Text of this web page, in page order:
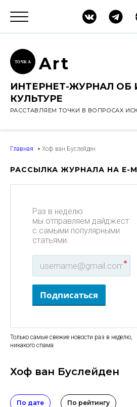
ТОЧК А Art
ИНТЕРНЕТ-ЖУРНАЛ ОБ
КУЛЬТУРЕ
РАССТАВЛЯЕМ ТОЧКИ В ВОПРОСАХ
Главная Хоф ван Буслейден
РАССЫЛКА ЖУРНАЛА НА E-
Раз в неделю
мы отправляем дайджест
с самыми популярными
статьями.
*
Подписаться
Только самые свежие новости раз в неделю,
никакого спама
Хоф ван Буслейден
По дате По рейтингу